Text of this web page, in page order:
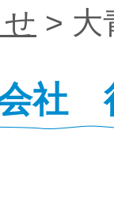
>
社